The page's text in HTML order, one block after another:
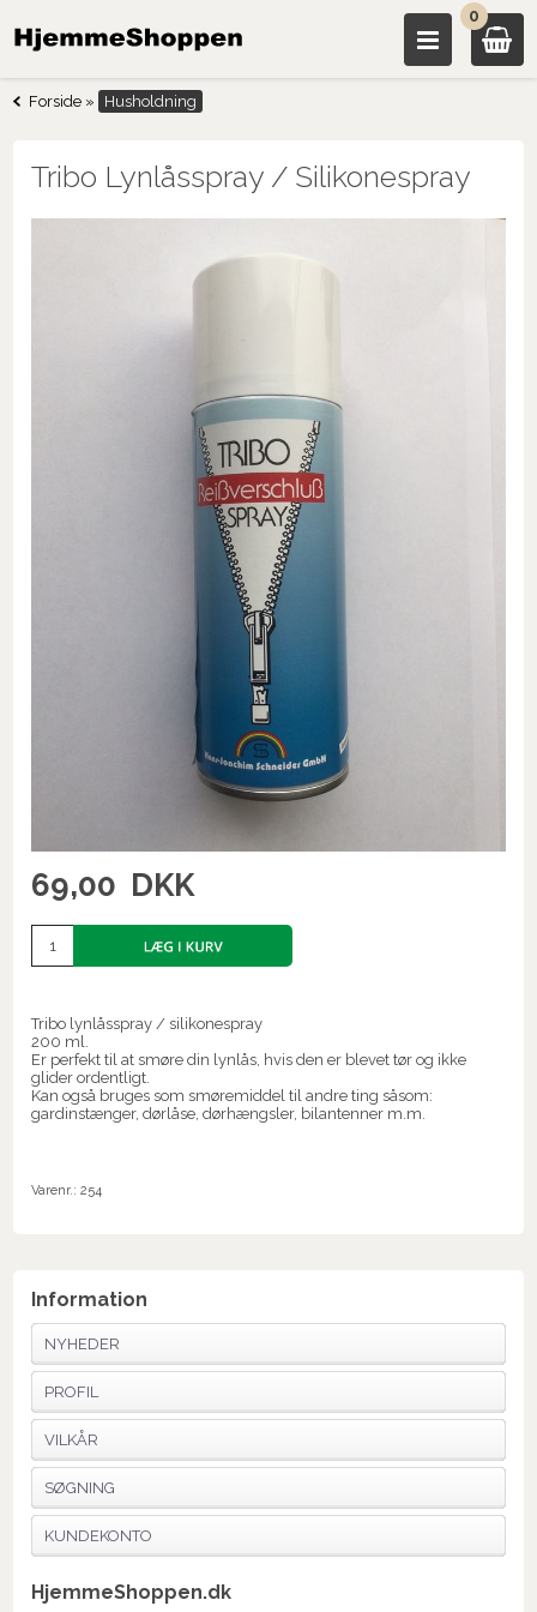
0
Forside » Husholdning
Tribo Lynlåsspray / Silikonespray
69,00 DKK
Tribo lynlåsspray / silikonespray
200 ml.
Er perfekt til at smøre din lynlås, hvis den er blevet tør og ikke
glider ordentligt.
Kan også bruges som smøremiddel til andre ting såsom:
gardinstænger, dørlåse, dørhængsler, bilantenner m.m.
Varenr.:254
Information
NYHEDER
PROFIL
VILKÅR
SØGNING
KUNDEKONTO
HjemmeShoppen.dk